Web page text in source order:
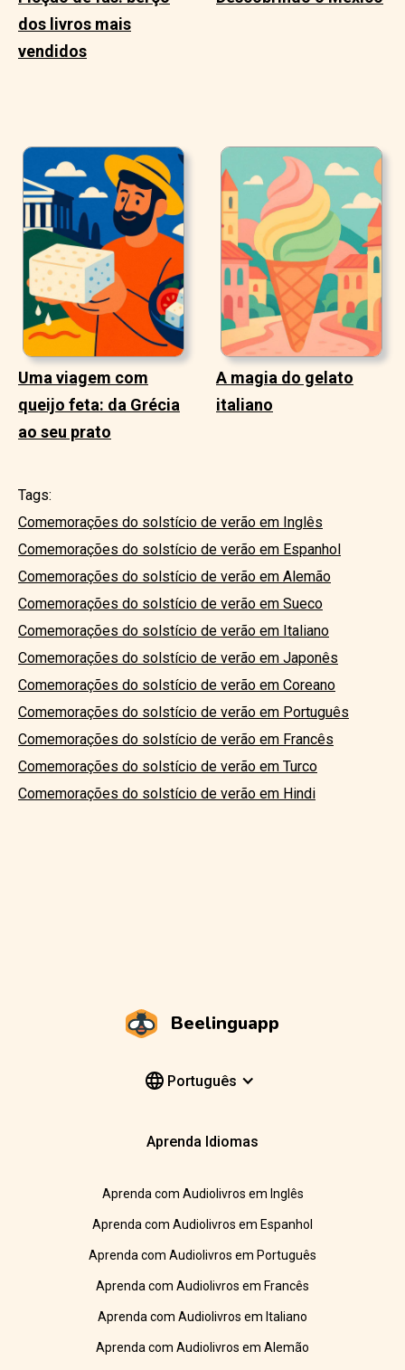
dos livros mais
vendidos
Uma viagem com
queijo feta: da Grécia
ao seu prato
A magia do gelato
italiano
Tags:
Comemorações do solstício de verão em Inglês
Comemorações do solstício de verão em Espanhol
Comemorações do solstício de verão em Alemão
Comemorações do solstício de verão em Sueco
Comemorações do solstício de verão em Italiano
Comemorações do solstício de verão em Japonês
Comemorações do solstício de verão em Coreano
Comemorações do solstício de verão em Português
Comemorações do solstício de verão em Francês
Comemorações do solstício de verão em Turco
Comemorações do solstício de verão em Hindi
Beelinguapp
Português
Aprenda Idiomas
Aprenda com Audiolivros em Inglês
Aprenda com Audiolivros em Espanhol
Aprenda com Audiolivros em Português
Aprenda com Audiolivros em Francês
Aprenda com Audiolivros em Italiano
Aprenda com Audiolivros em Alemão